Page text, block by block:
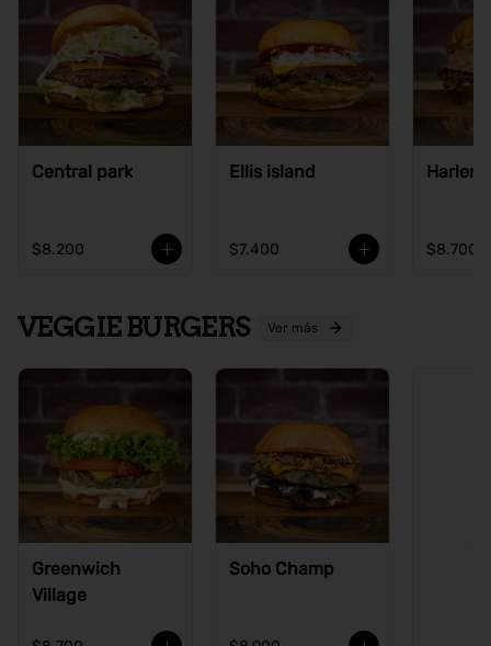
Central park
$8.200
Ellis island
$7.400
Harlem
$8.700
VEGGIE BURGERS Ver más
Greenwich
Village
Soho Champ